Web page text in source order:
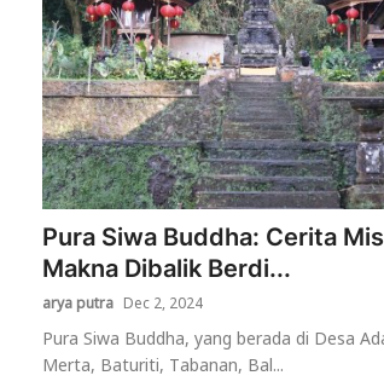
Pura Siwa Buddha: Cerita
Makna Dibalik Berdi...
arya putra Dec 2, 2024
Pura Siwa Buddha, yang berada di Desa
Merta, Baturiti, Tabanan, Bal...